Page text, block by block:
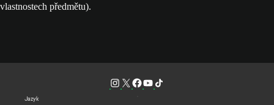
vlastnostech předmětu).
Jazyk